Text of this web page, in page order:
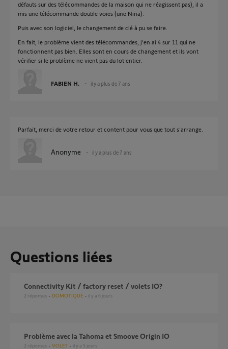
défauts sur des télécommandes de la maison qui ne réagissent pas), il a
mis une télécommande double voies (une Nina).
Puis avec son logiciel, le changement de clé à pu se faire.
En fait, le problème vient des télécommandes, j'en ai 4 sur 11 qui ne
fonctionnent pas bien. Elles sont en cours de changement et ils vont
vérifier si le problème ne vient pas du lot entier.
FABIEN H. il y a plus de 7 ans
Parfait, merci de votre retour et content pour vous que tout s'arrange.
Anonyme il y a plus de 7 ans
Questions liées
Connectivity Kit / factory reset / volets IO?
2 réponses DOMOTIQUE il y a 6 jours
Problème avec la Tahoma et Smoove Origin IO
2 réponses VOLET il y a 5 jours